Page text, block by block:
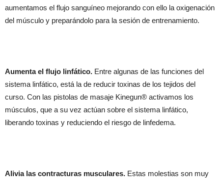
aumentamos el flujo sanguíneo mejorando con ello la oxigenación
del músculo y preparándolo para la sesión de entrenamiento.
Aumenta el flujo linfático. Entre algunas de las funciones del
sistema linfático, está la de reducir toxinas de los tejidos del
curso. Con las pistolas de masaje Kinegun® activamos los
músculos, que a su vez actúan sobre el sistema linfático,
liberando toxinas y reduciendo el riesgo de linfedema.
Alivia las contracturas musculares. Estas molestias son muy